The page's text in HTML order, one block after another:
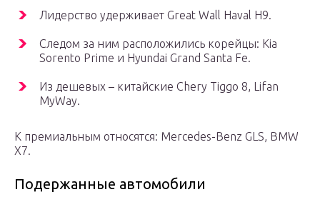
Лидерство удерживает Great Wall Haval H9.
Следом за ним расположились корейцы: Kia
Sorento Prime и Hyundai Grand Santa Fe.
Из дешевых – китайские Chery Tiggo 8, Lifan
MyWay.
К премиальным относятся: Mercedes-Benz GLS, BMW
X7.
Подержанные автомобили